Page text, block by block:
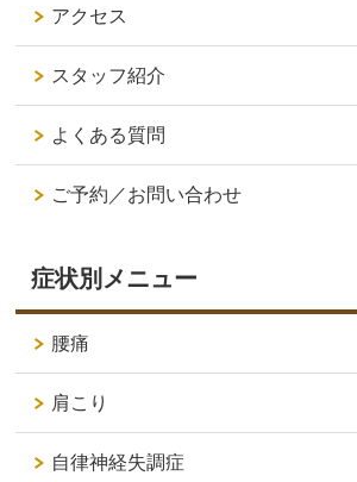
アクセス
スタッフ紹介
よくある質問
ご予約／お問い合わせ
症状別メニュー
腰痛
肩こり
自律神経失調症